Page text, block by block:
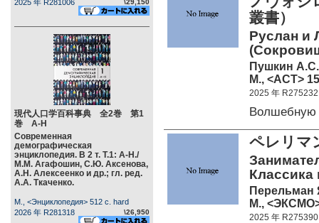
2025 年 R281006
\29,150
現代人口学百科事典 全2巻 第1
巻 А-Н
Современная
демографическая
энциклопедия. В 2 т. Т.1: А-Н./
М.М. Агафошин, С.Ю. Аксенова,
А.Н. Алексеенко и др.; гл. ред.
А.А. Ткаченко.
М., <Энциклопедия> 512 c. hard
2026 年 R281318
\26,950
叢書）
Руслан и
Пушкин А.С.
М., <АСТ>
2025 年 R275232
Волшебную
ペレリマ
Классика
Перельман
М.,
2025 年 R275390